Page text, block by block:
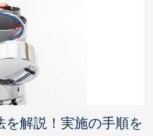
を解説！実施の手順を